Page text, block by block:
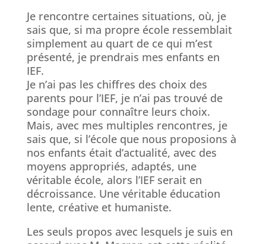
Je rencontre certaines situations, où, je
sais que, si ma propre école ressemblait
simplement au quart de ce qui m’est
présenté, je prendrais mes enfants en
IEF.
Je n’ai pas les chiffres des choix des
parents pour l’IEF, je n’ai pas trouvé de
sondage pour connaître leurs choix.
Mais, avec mes multiples rencontres, je
sais que, si l’école que nous proposions à
nos enfants était d’actualité, avec des
moyens appropriés, adaptés, une
véritable école, alors l’IEF serait en
décroissance. Une véritable éducation
lente, créative et humaniste.
Les seuls propos avec lesquels je suis en